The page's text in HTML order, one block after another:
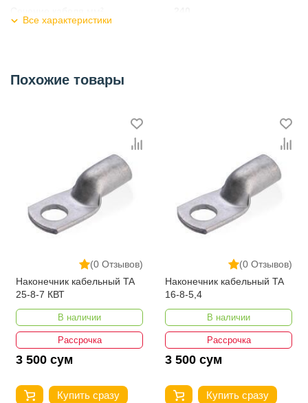
Все характеристики
Похожие товары
(0 Отзывов)
Наконечник кабельный TA
25-8-7 КВТ
В наличии
Рассрочка
3 500 сум
Купить сразу
(0 Отзывов)
Наконечник кабельный TA
16-8-5,4
В наличии
Рассрочка
3 500 сум
Купить сразу